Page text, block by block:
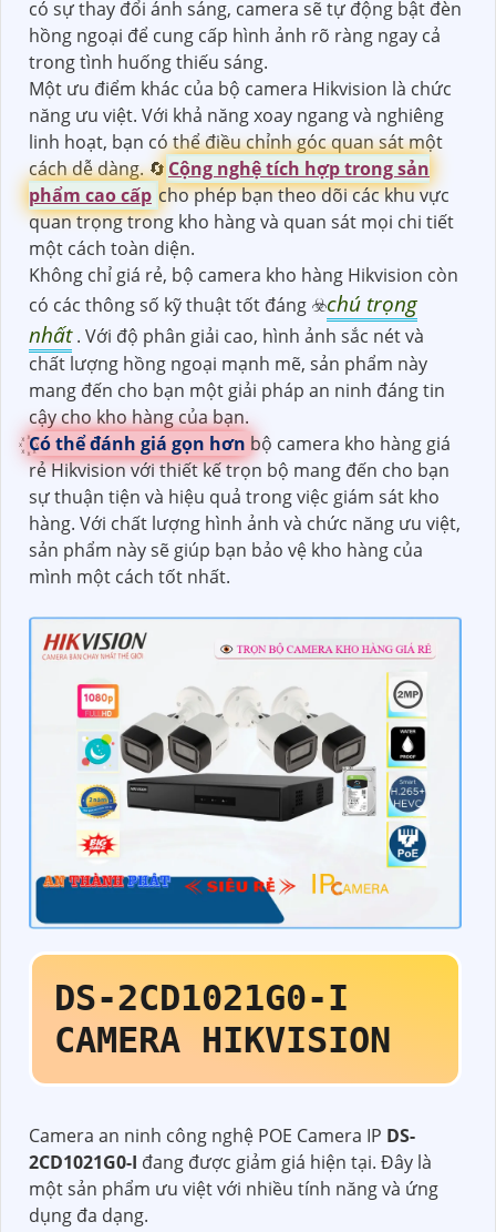
có sự thay đổi ánh sáng, camera sẽ tự động bật đèn
hồng ngoại để cung cấp hình ảnh rõ ràng ngay cả
trong tình huống thiếu sáng.
Một ưu điểm khác của bộ camera Hikvision là chức
năng ưu việt. Với khả năng xoay ngang và nghiêng
linh hoạt, bạn có thể điều chỉnh góc quan sát một
cách dễ dàng. 🔄Cộng nghệ tích hợp trong sản
phẩm cao cấp cho phép bạn theo dõi các khu vực
quan trọng trong kho hàng và quan sát mọi chi tiết
một cách toàn diện.
Không chỉ giá rẻ, bộ camera kho hàng Hikvision còn
có các thông số kỹ thuật tốt đáng ☣️chú trọng
nhất. Với độ phân giải cao, hình ảnh sắc nét và
chất lượng hồng ngoại mạnh mẽ, sản phẩm này
mang đến cho bạn một giải pháp an ninh đáng tin
cậy cho kho hàng của bạn.
Có thể đánh giá gọn hơn bộ camera kho hàng giá
rẻ Hikvision với thiết kế trọn bộ mang đến cho bạn
sự thuận tiện và hiệu quả trong việc giám sát kho
hàng. Với chất lượng hình ảnh và chức năng ưu việt,
sản phẩm này sẽ giúp bạn bảo vệ kho hàng của
mình một cách tốt nhất.
DS-2CD1021G0-I
CAMERA HIKVISION
Camera an ninh công nghệ POE Camera IP DS-
2CD1021G0-I đang được giảm giá hiện tại. Đây là
một sản phẩm ưu việt với nhiều tính năng và ứng
dụng đa dạng.